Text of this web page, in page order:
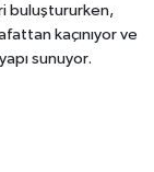
buluştururken,
kaçınıyor ve
sunuyor.